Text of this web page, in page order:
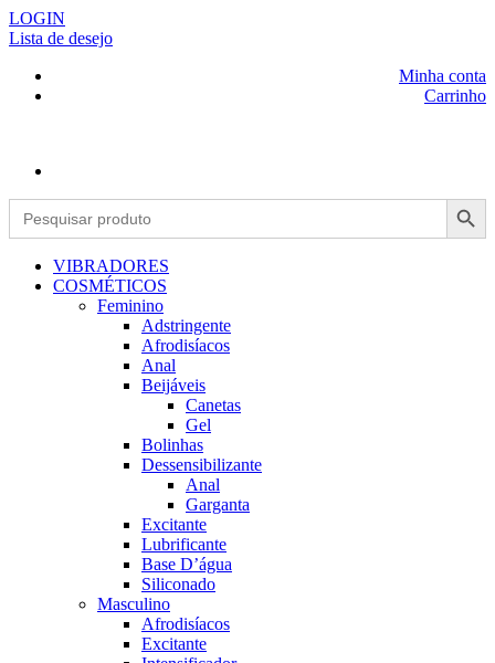
LOGIN
Lista de desejo
Minha conta
Carrinho
Search
for:
Search Button
VIBRADORES
COSMÉTICOS
Feminino
Adstringente
Afrodisíacos
Anal
Beijáveis
Canetas
Gel
Bolinhas
Dessensibilizante
Anal
Garganta
Excitante
Lubrificante
Base D’água
Siliconado
Masculino
Afrodisíacos
Excitante